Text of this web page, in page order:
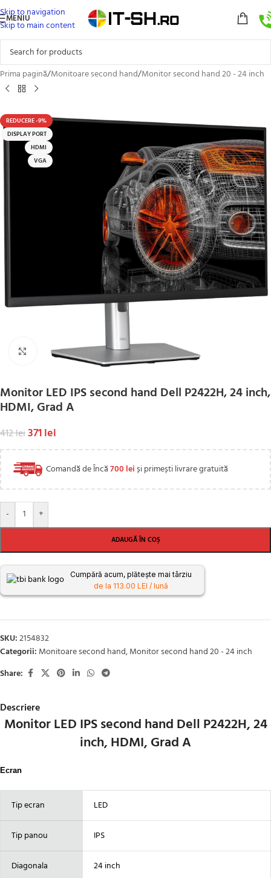
Skip to navigation
Skip to main content
MENIU
Prima pagină/Monitoare second hand/Monitor second hand 20 - 24 inch
REDUCERE -9%
DISPLAY PORT
HDMI
VGA
Click to enlarge
Monitor LED IPS second hand Dell P2422H, 24 inch,
HDMI, Grad A
412lei371lei
Comandă de Încă700 leiși primești livrare gratuită
- +
ADAUGĂ ÎN COȘ
Cumpără acum, plătește mai târziu
de la 113.00 LEI / lună
SKU:2154832
Categorii: Monitoare second hand,Monitor second hand 20 - 24 inch
Share:
Descriere
Monitor LED IPS second hand Dell P2422H, 24
inch, HDMI, Grad A
Ecran
Tip ecran LED
Tip panou IPS
Diagonala 24 inch